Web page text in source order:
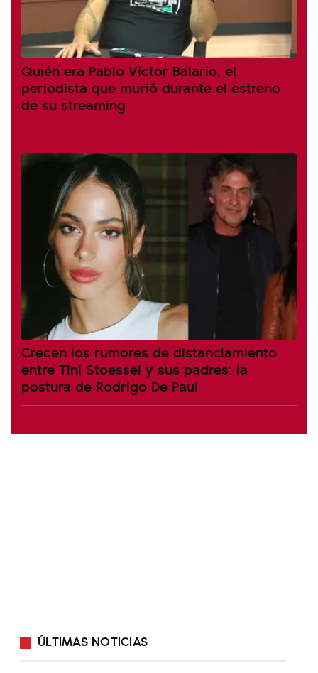
Quién era Pablo Víctor Balario, el
periodista que murió durante el estreno
de su streaming
Crecen los rumores de distanciamiento
entre Tini Stoessel y sus padres: la
postura de Rodrigo De Paul
ÚLTIMAS NOTICIAS